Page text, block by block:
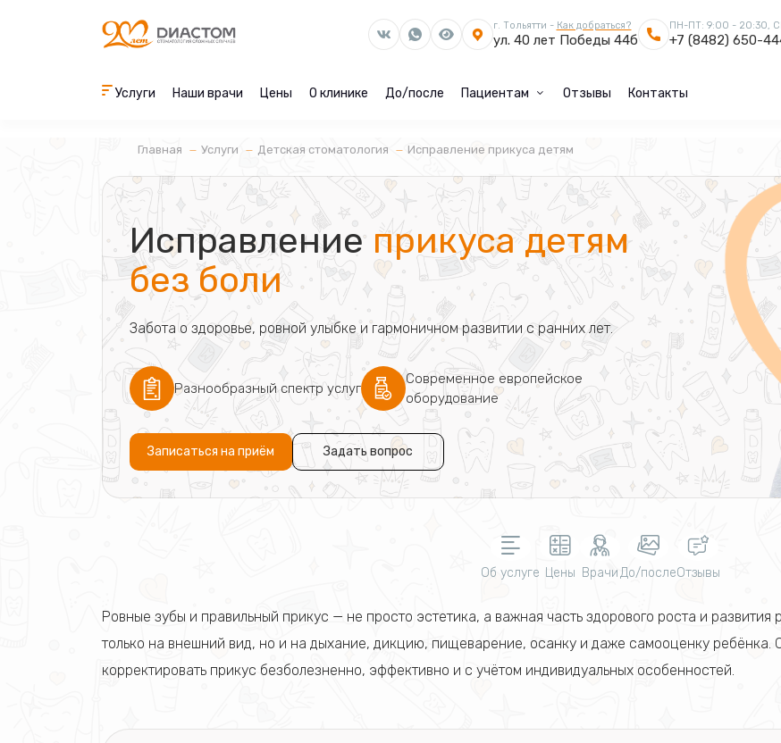
г. Тольятти - Как добраться?
ул. 40 лет Победы 44б
ПН-ПТ: 9:00 - 20:30,
+7 (8482) 650-
Услуги Наши врачи Цены О клинике До/после Пациентам Отзывы Контакты
Главная Услуги Детская стоматология Исправление прикуса детям
Исправление прикуса детям
без боли
Забота о здоровье, ровной улыбке и гармоничном развитии с ранних лет.
Разнообразный спектр услуг
Современное европейское
оборудование
Записаться на приём Задать вопрос
Об услуге Цены ВрачиДо/послеОтзывы
Ровные зубы и правильный прикус — не просто эстетика, а важная часть здорового роста и развития
только на внешний вид, но и на дыхание, дикцию, пищеварение, осанку и даже самооценку ребёнка.
корректировать прикус безболезненно, эффективно и с учётом индивидуальных особенностей.